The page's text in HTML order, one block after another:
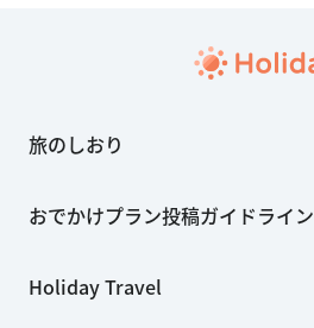
旅のしおり
おでかけプラン投稿ガイドライン
Holiday Travel